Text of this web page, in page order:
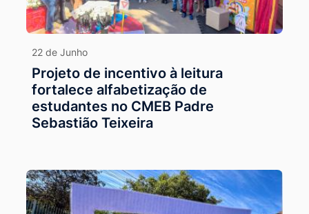
22 de Junho
Projeto de incentivo à leitura
fortalece alfabetização de
estudantes no CMEB Padre
Sebastião Teixeira